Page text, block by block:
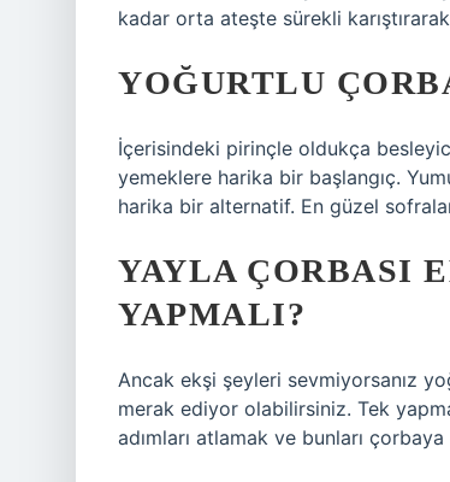
kadar orta ateşte sürekli
YOĞURTLU
İçerisindeki pirinçle oldukça
yemeklere harika bir başlangıç.
harika bir alternatif. En güzel
YAYLA ÇORBASI
YAPMALI?
Ancak ekşi şeyleri sevmiyorsanız
merak ediyor olabilirsiniz. Tek
adımları atlamak ve bunları